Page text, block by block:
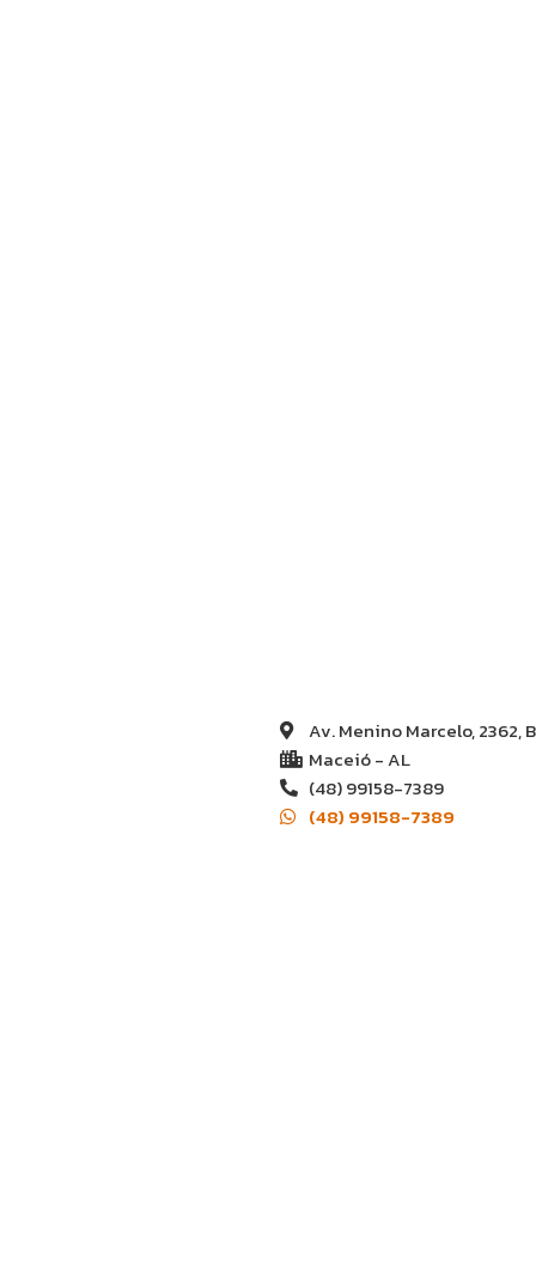
Av. Menino Marcelo, 2362,
Maceió - AL
(48) 99158-7389
(48) 99158-7389